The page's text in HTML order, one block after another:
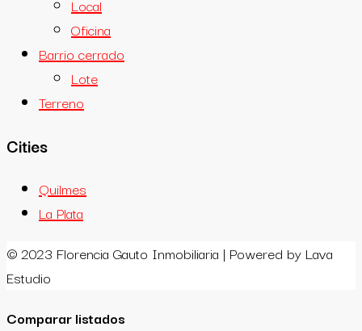
Local
Oficina
Barrio cerrado
Lote
Terreno
Cities
Quilmes
La Plata
© 2023 Florencia Gauto Inmobiliaria | Powered by Lava
Estudio
Comparar listados